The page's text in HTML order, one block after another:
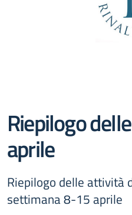
Riepilogo
aprile
Riepilogo delle attività
settimana 8-15 aprile